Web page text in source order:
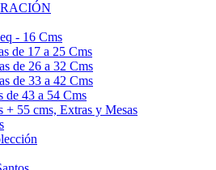
- 16 Cms
de 17 a 25 Cms
de 26 a 32 Cms
de 33 a 42 Cms
de 43 a 54 Cms
+ 55 cms, Extras y Mesas